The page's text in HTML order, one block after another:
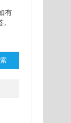
有